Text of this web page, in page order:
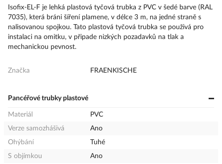
Isofix-EL-F je lehká plastová tyčová trubka z PVC v šedé barve (RAL
7035), která bráni šíření plamene, v délce 3 m, na jedné straně s
nalisovanou spojkou. Tato plastová tyčová trubka se použivá pro
instalaci na omitku, v připade nizkých pozadavků na tlak a
mechanickou pevnost.
Značka FRAENKISCHE
Pancéřové trubky plastové
Materiál
PVC
Verze samozhášivá
Ano
Ohýbání
Tuhé
S objímkou
Ano